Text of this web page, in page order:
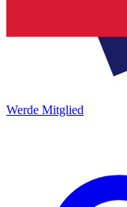
Werde Mitglied